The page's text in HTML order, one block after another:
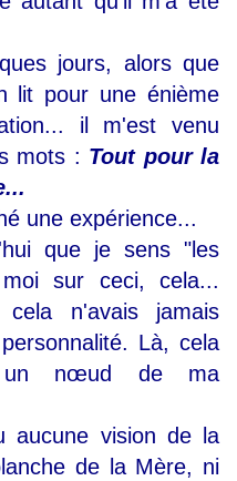
jours, alors que
lit pour une énième
il m'est venu
mots : Tout pour la
une expérience...
que je sens "les
sur ceci, cela...
n'avais jamais
Là, cela
un nœud de ma
aucune vision de la
de la Mère, ni